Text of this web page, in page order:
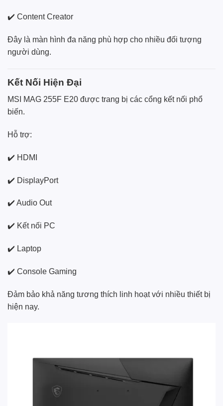
✔️ Content Creator
Đây là màn hình đa năng phù hợp cho nhiều đối tượng
người dùng.
Kết Nối Hiện Đại
MSI MAG 255F E20 được trang bị các cổng kết nối phổ
biến.
Hỗ trợ:
✔️ HDMI
✔️ DisplayPort
✔️ Audio Out
✔️ Kết nối PC
✔️ Laptop
✔️ Console Gaming
Đảm bảo khả năng tương thích linh hoạt với nhiều thiết bị
hiện nay.